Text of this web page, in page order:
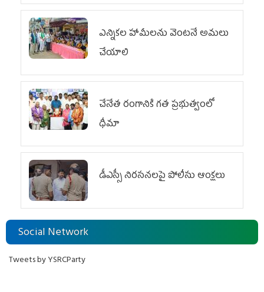
ఎన్నికల హామీలను వెంటనే అమలు
చేయాలి
చేనేత రంగానికి గత ప్రభుత్వంలో
ధీమా
డీఎస్సీ నిరసనలపై పోలీసు ఆంక్షలు
Social Network
Tweets by YSRCParty